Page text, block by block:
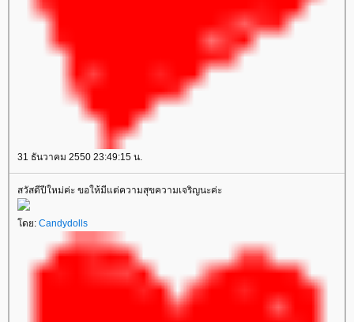
31 ธันวาคม 2550 23:49:15 น.
สวัสดีปีใหม่ค่ะ ขอให้มีแต่ความสุขความเจริญนะค่ะ
ดย: Candydolls